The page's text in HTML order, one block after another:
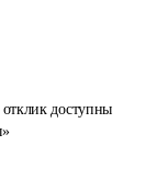
доступны